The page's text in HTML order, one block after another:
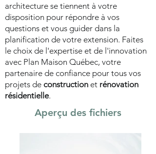
architecture se tiennent à votre
disposition pour répondre à vos
questions et vous guider dans la
planification de votre extension. Faites
le choix de l'expertise et de l'innovation
avec Plan Maison Québec, votre
partenaire de confiance pour tous vos
projets de construction et rénovation
résidentielle.
Aperçu des fichiers